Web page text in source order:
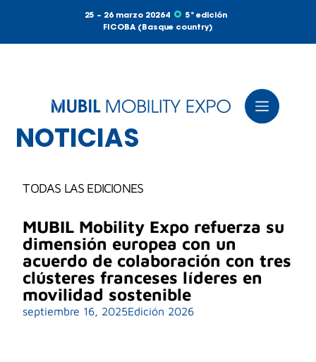
25 – 26 marzo 20264
5ª edición
FICOBA (Basque country)
NOTICIAS
TODAS LAS EDICIONES
MUBIL Mobility Expo refuerza su
dimensión europea con un
acuerdo de colaboración con tres
clústeres franceses líderes en
movilidad sostenible
septiembre 16, 2025Edición 2026